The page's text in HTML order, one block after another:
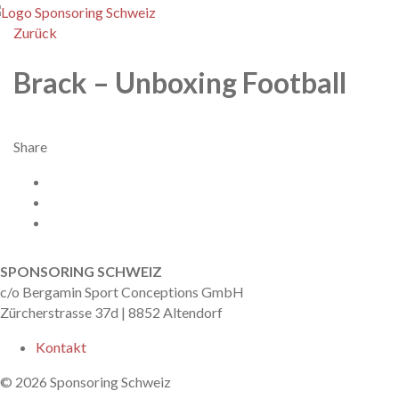
Zurück
Brack – Unboxing Football
Share
SPONSORING SCHWEIZ
c/o Bergamin Sport Conceptions GmbH
Zürcherstrasse 37d | 8852 Altendorf
Kontakt
© 2026 Sponsoring Schweiz